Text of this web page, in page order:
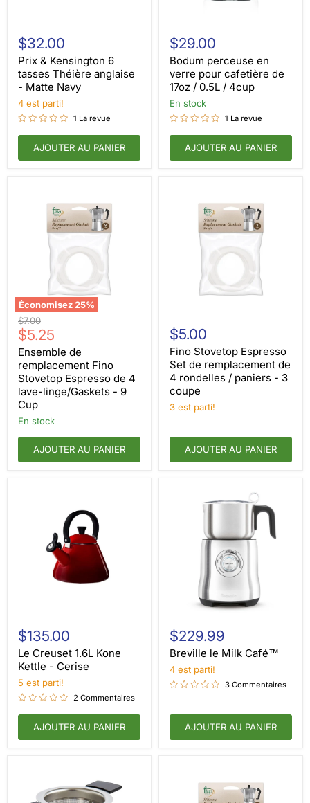
&
Kensington
6
tasses
Théière
anglaise
-
Matte
Navy
$32.00
Prix & Kensington 6
tasses Théière anglaise
- Matte Navy
4 est parti!
1 La revue
AJOUTER AU PANIER
perceuse
en
verre
pour
cafetière
de
17oz
0.5L
4cup
$29.00
Bodum perceuse en
verre pour cafetière de
17oz / 0.5L / 4cup
en stock
1 La revue
AJOUTER AU PANIER
Économisez 25%
Ensemble
de
remplacement
Fino
Stovetop
Espresso
de
4
lave-
linge/Gaskets
9
Prix
d'origine
$7.00
Prix
actuel
$5.25
Ensemble de
remplacement Fino
Stovetop Espresso de 4
lave-linge/Gaskets - 9
Cup
en stock
AJOUTER AU PANIER
Stovetop
Espresso
Set
de
remplacement
de
4
rondelles
-
coupe
$5.00
Fino Stovetop Espresso
Set de remplacement de
4 rondelles / paniers - 3
coupe
3 est parti!
AJOUTER AU PANIER
Creuset
1.6L
Kone
Kettle
Cerise
$135.00
Le Creuset 1.6L Kone
Kettle - Cerise
5 est parti!
2 Commentaires
AJOUTER AU PANIER
le
Milk
Café™
$229.99
Breville le Milk Café™
4 est parti!
3 Commentaires
AJOUTER AU PANIER